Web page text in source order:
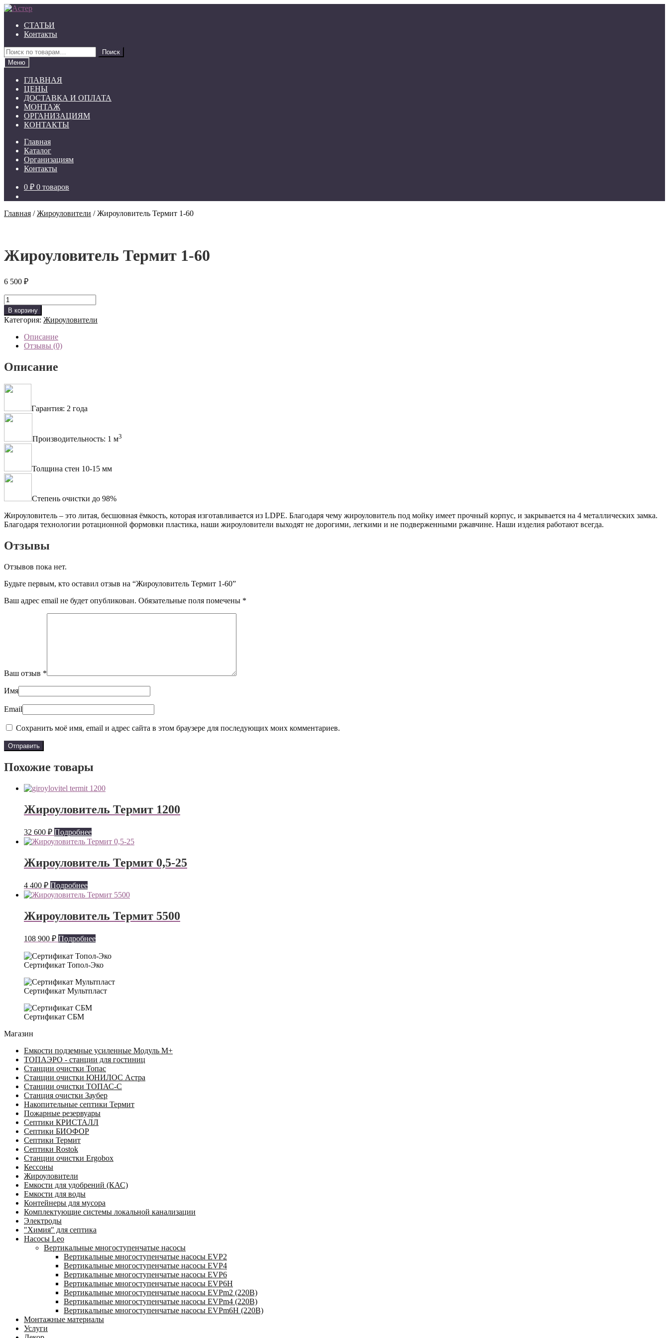
Перейти
навигации
Перейти
содержимому
СТАТЬИ
Контакты
Искать:
Поиск
Меню
ГЛАВНАЯ
ЦЕНЫ
ДОСТАВКА И ОПЛАТА
МОНТАЖ
ОРГАНИЗАЦИЯМ
КОНТАКТЫ
Главная
Каталог
Организациям
Контакты
0 ₽ 0 товаров
Главная /Жироуловители /Жироуловитель Термит 1-60
Жироуловитель Термит 1-60
6 500 ₽
Количество
товара
Жироуловитель
Термит
В корзину
Категория: Жироуловители
Описание
Отзывы (0)
Описание
Гарантия: 2 года
Производительность: 1 м3
Толщина стен 10-15 мм
Степень очистки до 98%
Жироуловитель – это литая, бесшовная ёмкость, которая изготавливается из LDPE. Благодаря чему жироуловитель под мойку имеет прочный корпус, и закрывается на 4 металлических замка.
Благодаря технологии ротационной формовки пластика, наши жироуловители выходят не дорогими, легкими и не подверженными ржавчине. Наши изделия работают всегда.
Отзывы
Отзывов пока нет.
Будьте первым, кто оставил отзыв на “Жироуловитель Термит 1-60”
Ваш адрес email не будет опубликован. Обязательные поля помечены *
Ваш отзыв *
Имя
Email
Сохранить моё имя, email и адрес сайта в этом браузере для последующих моих комментариев.
Похожие товары
Жироуловитель Термит 1200
32 600 ₽ Подробнее
Жироуловитель Термит 0,5-25
4 400 ₽ Подробнее
Жироуловитель Термит 5500
108 900 ₽ Подробнее
Сертификат Топол-Эко
Сертификат Мультпласт
Сертификат СБМ
Магазин
Емкости подземные усиленные Модуль М+
ТОПАЭРО - станции для гостиниц
Станции очистки Топас
Станции очистки ЮНИЛОС Астра
Станции очистки ТОПАС-C
Станция очистки Заубер
Накопительные септики Термит
Пожарные резервуары
Септики КРИСТАЛЛ
Септики БИОФОР
Септики Термит
Септики Rostok
Станции очистки Ergobox
Кессоны
Жироуловители
Емкости для удобрений (КАС)
Емкости для воды
Контейнеры для мусора
Комплектующие системы локальной канализации
Электроды
"Химия" для септика
Насосы Leo
Вертикальные многоступенчатые насосы
Вертикальные многоступенчатые насосы EVP2
Вертикальные многоступенчатые насосы EVP4
Вертикальные многоступенчатые насосы EVP6
Вертикальные многоступенчатые насосы EVP6Н
Вертикальные многоступенчатые насосы EVPm2 (220В)
Вертикальные многоступенчатые насосы EVPm4 (220В)
Вертикальные многоступенчатые насосы EVPm6Н (220В)
Монтажные материалы
Услуги